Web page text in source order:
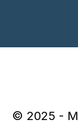
© 2025 -